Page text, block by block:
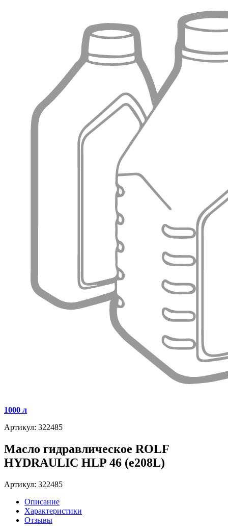
1000 л
Артикул: 322485
Масло гидравлическое ROLF
HYDRAULIC HLP 46 (e208L)
Артикул: 322485
Описание
Характеристики
Отзывы